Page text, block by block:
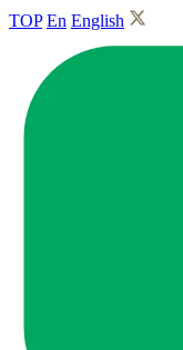
TOP En English